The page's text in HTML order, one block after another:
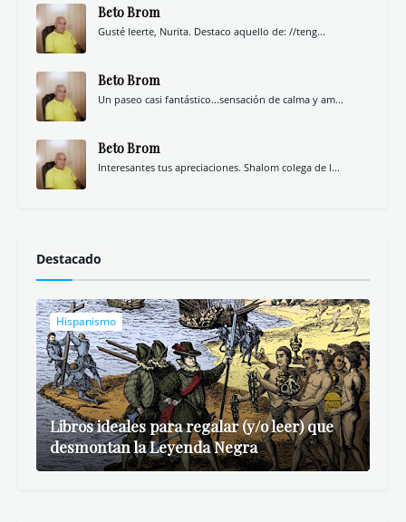
Beto Brom
Gusté leerte, Nurita. Destaco aquello de: //teng...
Beto Brom
Un paseo casi fantástico...sensación de calma y am...
Beto Brom
Interesantes tus apreciaciones. Shalom colega de l...
Destacado
Hispanismo
Libros ideales para regalar (y/o leer) que
desmontan la Leyenda Negra